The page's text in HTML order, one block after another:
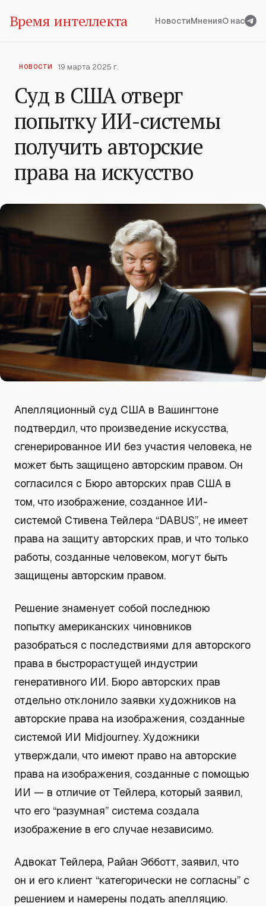
Время интеллекта НовостиМненияО нас
НОВОСТИ 19 марта 2025 г.
Суд в США отверг
попытку ИИ-системы
получить авторские
права на искусство
Апелляционный суд США в Вашингтоне
подтвердил, что произведение искусства,
сгенерированное ИИ без участия человека, не
может быть защищено авторским правом. Он
согласился с Бюро авторских прав США в
том, что изображение, созданное ИИ-
системой Стивена Тейлера “DABUS”, не имеет
права на защиту авторских прав, и что только
работы, созданные человеком, могут быть
защищены авторским правом.
Решение знаменует собой последнюю
попытку американских чиновников
разобраться с последствиями для авторского
права в быстрорастущей индустрии
генеративного ИИ. Бюро авторских прав
отдельно отклонило заявки художников на
авторские права на изображения, созданные
системой ИИ Midjourney. Художники
утверждали, что имеют право на авторские
права на изображения, созданные с помощью
ИИ — в отличие от Тейлера, который заявил,
что его “разумная” система создала
изображение в его случае независимо.
Адвокат Тейлера, Райан Эбботт, заявил, что
он и его клиент “категорически не согласны” с
решением и намерены подать апелляцию.